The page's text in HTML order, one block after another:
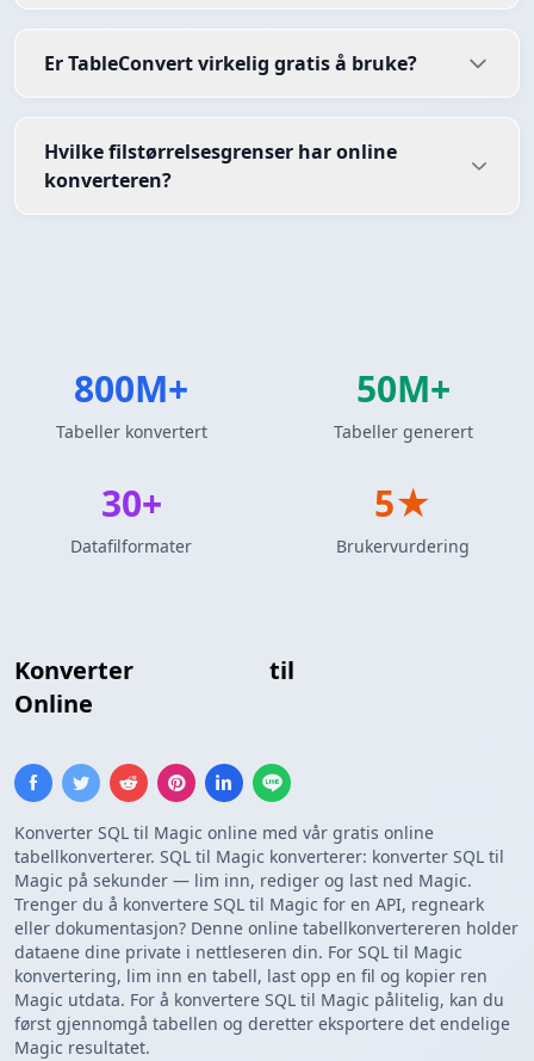
Konverter til
Online
Konverter SQL til Magic online med vår gratis online
tabellkonverterer. SQL til Magic konverterer: konverter SQL til
Magic på sekunder — lim inn, rediger og last ned Magic.
Trenger du å konvertere SQL til Magic for en API, regneark
eller dokumentasjon? Denne online tabellkonvertereren holder
dataene dine private i nettleseren din. For SQL til Magic
konvertering, lim inn en tabell, last opp en fil og kopier ren
Magic utdata. For å konvertere SQL til Magic pålitelig, kan du
først gjennomgå tabellen og deretter eksportere det endelige
Magic resultatet.
Er TableConvert virkelig gratis å bruke?
Hvilke filstørrelsesgrenser har online
konverteren?
800M+
Tabeller konvertert
50M+
Tabeller generert
30+
Datafilformater
5★
Brukervurdering